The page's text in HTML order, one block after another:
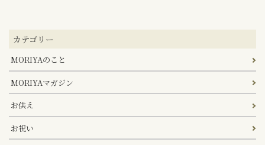
カテゴリー
MORIYAのこと
MORIYAマガジン
お供え
お祝い